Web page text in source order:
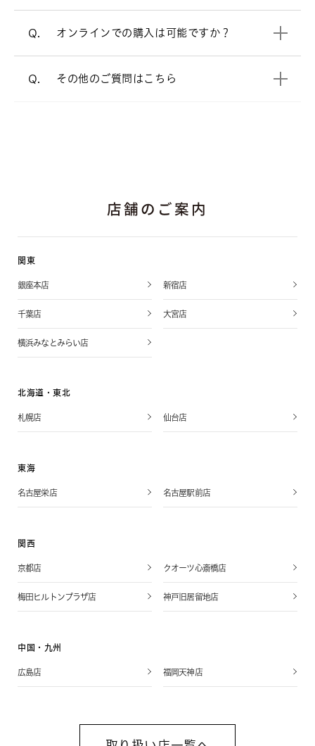
Q. オンラインでの購入は可能ですか？
オンラインショップ
Q. その他のご質問はこちら
A. よくあるご質問 をご覧ください。
店舗のご案内
関東
銀座本店 新宿店
千葉店 大宮店
横浜みなとみらい店
北海道・東北
札幌店 仙台店
東海
名古屋栄店 名古屋駅前店
関西
京都店 クオーツ心斎橋店
梅田ヒルトンプラザ店 神戸旧居留地店
中国・九州
広島店 福岡天神店